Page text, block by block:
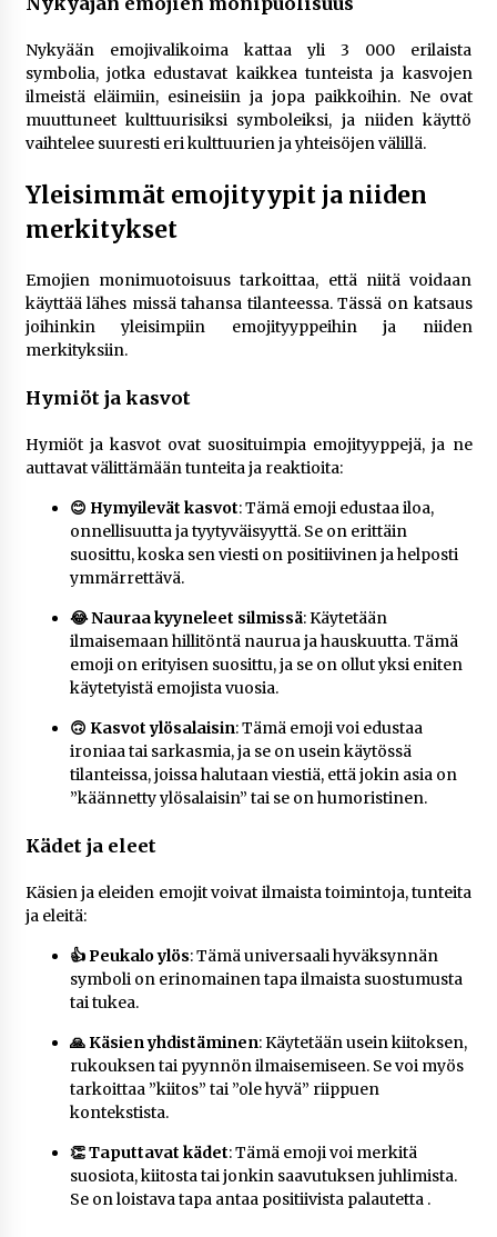
Nykyään emojivalikoima kattaa yli 3 000 erilaista
symbolia, jotka edustavat kaikkea tunteista ja kasvojen
ilmeistä eläimiin, esineisiin ja jopa paikkoihin. Ne ovat
muuttuneet kulttuurisiksi symboleiksi, ja niiden käyttö
vaihtelee suuresti eri kulttuurien ja yhteisöjen välillä.
Yleisimmät emojityypit ja niiden
merkitykset
Emojien monimuotoisuus tarkoittaa, että niitä voidaan
käyttää lähes missä tahansa tilanteessa. Tässä on katsaus
joihinkin yleisimpiin emojityyppeihin ja niiden
merkityksiin.
Hymiöt ja kasvot
Hymiöt ja kasvot ovat suosituimpia emojityyppejä, ja ne
auttavat välittämään tunteita ja reaktioita:
😊 Hymyilevät kasvot: Tämä emoji edustaa iloa,
onnellisuutta ja tyytyväisyyttä. Se on erittäin
suosittu, koska sen viesti on positiivinen ja helposti
ymmärrettävä​.
😂 Nauraa kyyneleet silmissä: Käytetään
ilmaisemaan hillitöntä naurua ja hauskuutta. Tämä
emoji on erityisen suosittu, ja se on ollut yksi eniten
käytetyistä emojista vuosia​.
🙃 Kasvot ylösalaisin: Tämä emoji voi edustaa
ironiaa tai sarkasmia, ja se on usein käytössä
tilanteissa, joissa halutaan viestiä, että jokin asia on
”käännetty ylösalaisin” tai se on humoristinen​.
Kädet ja eleet
Käsien ja eleiden emojit voivat ilmaista toimintoja, tunteita
ja eleitä:
👍 Peukalo ylös: Tämä universaali hyväksynnän
symboli on erinomainen tapa ilmaista suostumusta
tai tukea​.
🙏 Käsien yhdistäminen: Käytetään usein kiitoksen,
rukouksen tai pyynnön ilmaisemiseen. Se voi myös
tarkoittaa ”kiitos” tai ”ole hyvä” riippuen
kontekstista​.
👏 Taputtavat kädet: Tämä emoji voi merkitä
suosiota, kiitosta tai jonkin saavutuksen juhlimista.
Se on loistava tapa antaa positiivista palautetta​ .